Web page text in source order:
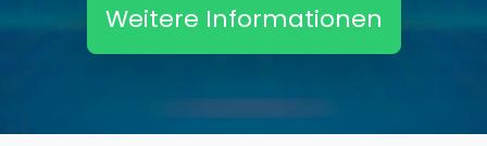
Weitere Informationen